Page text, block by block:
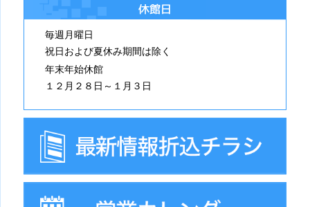
休館日
毎週月曜日
祝日および夏休み期間は除く
年末年始休館
１２月２８日～１月３日